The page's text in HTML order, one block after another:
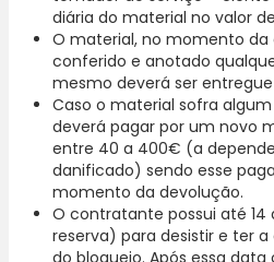
diária do material no valor
O material, no momento da
conferido e anotado
mesmo deverá ser
Caso o material sofra
deverá pagar por um novo
entre 40 a 400€ (a
danificado) sendo esse
momento da devolução.
O contratante possui até
reserva) para desistir e ter
do bloqueio. Após essa data